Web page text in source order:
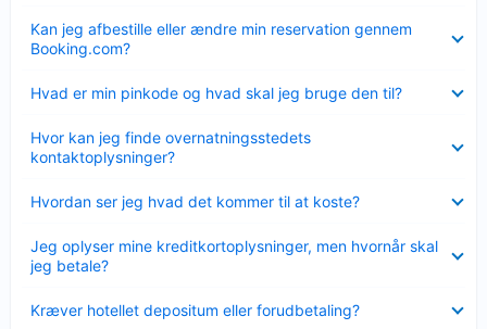
Kan jeg afbestille eller ændre min reservation gennem
Booking.com?
Hvad er min pinkode og hvad skal jeg bruge den til?
Hvor kan jeg finde overnatningsstedets
kontaktoplysninger?
Hvordan ser jeg hvad det kommer til at koste?
Jeg oplyser mine kreditkortoplysninger, men hvornår skal
jeg betale?
Kræver hotellet depositum eller forudbetaling?